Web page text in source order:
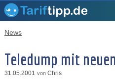
News
Teledump mit
31.05.2001 von Chris